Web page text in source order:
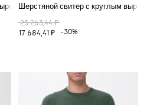
Шерстяной свитер с круглым
25 263,44 ₽
17 684,41 ₽
-30%